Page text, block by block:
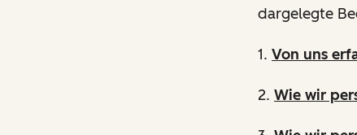
dargelegte
1. Von uns
2. Wie wir